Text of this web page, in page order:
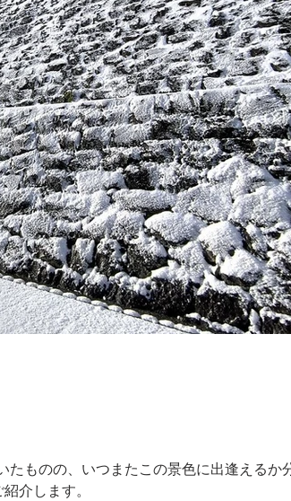
ものの、いつまたこの景色に出逢えるか
介します。